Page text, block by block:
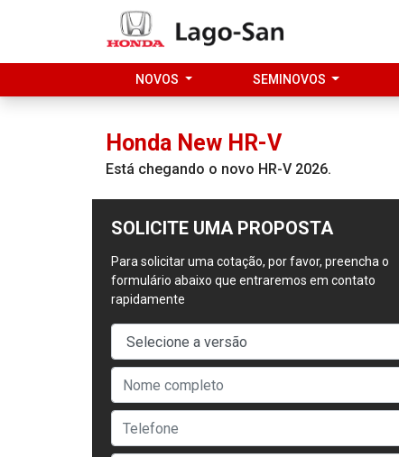
NOVOS SEMINOVOS
Honda New HR-V
Está chegando o novo HR-V 2026.
SOLICITE UMA PROPOSTA
Para solicitar uma cotação, por favor, preencha o
formulário abaixo que entraremos em contato
rapidamente